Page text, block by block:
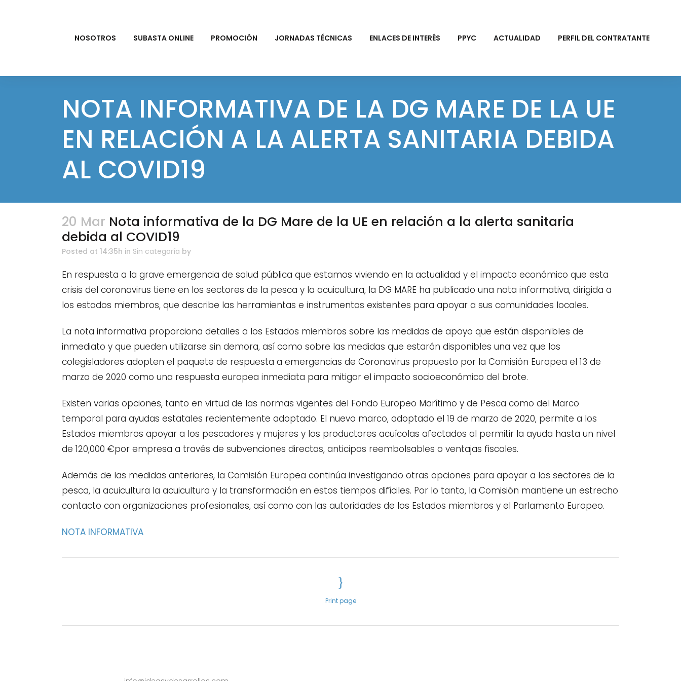
NOSOTROS SUBASTA ONLINE PROMOCIÓN JORNADAS TÉCNICAS ENLACES DE INTERÉS PPYC ACTUALIDAD PERFIL DEL CONTRATANTE
NOTA INFORMATIVA DE LA DG MARE DE LA UE
EN RELACIÓN A LA ALERTA SANITARIA DEBIDA
AL COVID19
20 Mar Nota informativa de la DG Mare de la UE en relación a la alerta sanitaria
debida al COVID19
Posted at 14:35h in Sin categoría by
En respuesta a la grave emergencia de salud pública que estamos viviendo en la actualidad y el impacto económico que esta
crisis del coronavirus tiene en los sectores de la pesca y la acuicultura, la DG MARE ha publicado una nota informativa, dirigida a
los estados miembros, que describe las herramientas e instrumentos existentes para apoyar a sus comunidades locales.
La nota informativa proporciona detalles a los Estados miembros sobre las medidas de apoyo que están disponibles de
inmediato y que pueden utilizarse sin demora, así como sobre las medidas que estarán disponibles una vez que los
colegisladores adopten el paquete de respuesta a emergencias de Coronavirus propuesto por la Comisión Europea el 13 de
marzo de 2020 como una respuesta europea inmediata para mitigar el impacto socioeconómico del brote.
Existen varias opciones, tanto en virtud de las normas vigentes del Fondo Europeo Marítimo y de Pesca como del Marco
temporal para ayudas estatales recientemente adoptado. El nuevo marco, adoptado el 19 de marzo de 2020, permite a los
Estados miembros apoyar a los pescadores y mujeres y los productores acuícolas afectados al permitir la ayuda hasta un nivel
de 120,000 €por empresa a través de subvenciones directas, anticipos reembolsables o ventajas fiscales.
Además de las medidas anteriores, la Comisión Europea continúa investigando otras opciones para apoyar a los sectores de la
pesca, la acuicultura la acuicultura y la transformación en estos tiempos difíciles. Por lo tanto, la Comisión mantiene un estrecho
contacto con organizaciones profesionales, así como con las autoridades de los Estados miembros y el Parlamento Europeo.
NOTA INFORMATIVA
Print page